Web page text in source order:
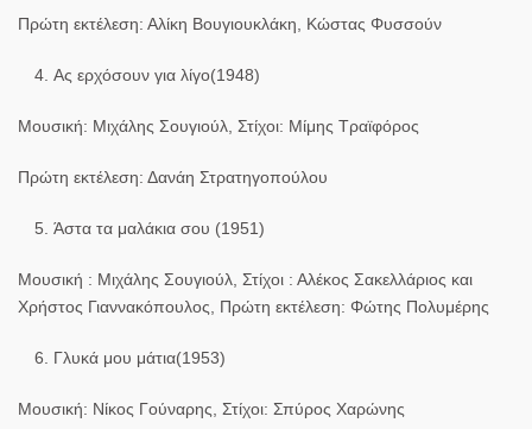
Πρώτη εκτέλεση: Αλίκη Βουγιουκλάκη, Κώστας Φυσσούν
Ας ερχόσουν για λίγο(1948)
Μουσική: Μιχάλης Σουγιούλ, Στίχοι: Μίμης Τραϊφόρος
Πρώτη εκτέλεση: Δανάη Στρατηγοπούλου
Άστα τα μαλάκια σου (1951)
Μουσική : Μιχάλης Σουγιούλ, Στίχοι : Αλέκος Σακελλάριος και
Χρήστος Γιαννακόπουλος, Πρώτη εκτέλεση: Φώτης Πολυμέρης
Γλυκά μου μάτια(1953)
Μουσική: Νίκος Γούναρης, Στίχοι: Σπύρος Χαρώνης